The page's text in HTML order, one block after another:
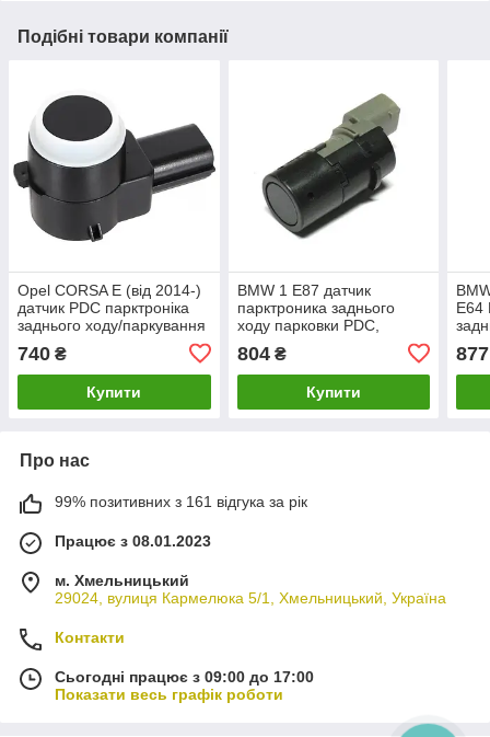
Подібні товари компанії
Opel CORSA E (від 2014-)
датчик PDC парктроніка
заднього ходу/паркування
1235142, Опель Корса Е
740 ₴
Купити
BMW 1 E87 датчик
парктроника заднього
ходу парковки PDC,
804₴
Купити
E64
877
Про нас
99% позитивних з 161 відгука за рік
Працює з 08.01.2023
м. Хмельницький
29024, вулиця Кармелюка 5/1, Хмельницький, Україна
Контакти
Сьогодні працює з 09:00 до 17:00
Показати весь графік роботи